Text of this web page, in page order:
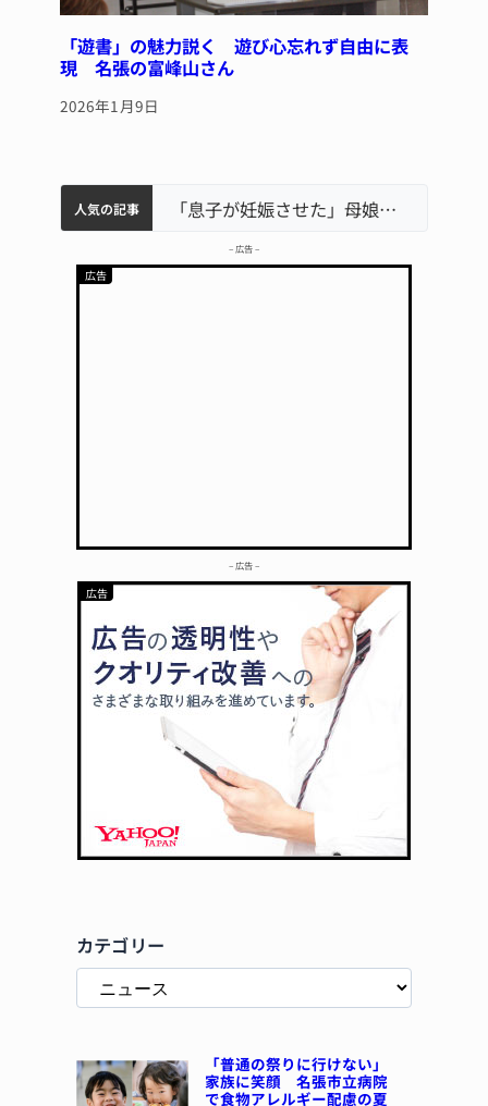
「遊書」の魅力説く 遊び心忘れず自由に表
現 名張の富峰山さん
2026年1月9日
人気の記事
名張市水道料金47％値上げへ 答申案、審議会で大筋まとまる
中学校の陶壁モニュメント 地元建設会社がボランティアで清掃 伊賀名張市立病院のDMAT、熊本地震の被災地へ 能登以来3回目の派遣 「息子が妊娠させた」母娘だまされ400万円詐欺被害 名張
– 広告 –
– 広告 –
カテゴリー
「普通の祭りに行けない」
家族に笑顔 名張市立病院
で食物アレルギー配慮の夏